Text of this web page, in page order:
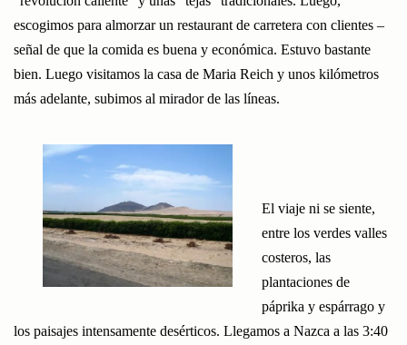
escogimos para almorzar un restaurant de carretera con clientes –
señal de que la comida es buena y económica. Estuvo bastante
bien. Luego visitamos la casa de Maria Reich y unos kilómetros
más adelante, subimos al mirador de las líneas.
El viaje ni se siente,
entre los verdes valles
costeros, las
plantaciones de
páprika y espárrago y
los paisajes intensamente desérticos. Llegamos a Nazca a las 3:40